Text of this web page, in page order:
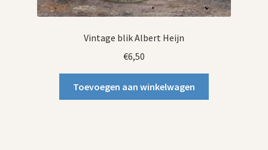
Vintage blik Albert Heijn
€6,50
Toevoegen aan winkelwagen